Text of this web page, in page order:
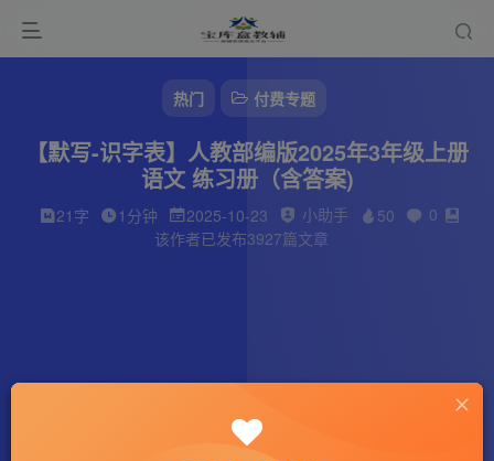
热门 付费专题
【默写-识字表】人教部编版2025年3年级上册
语文 练习册（含答案)
21字 1分钟 2025-10-23 小助手 50
0
该作者已发布3927篇文章